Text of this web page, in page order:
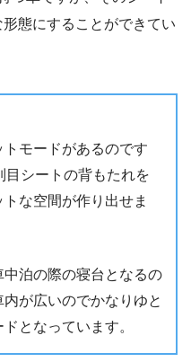
態にすることができてい
モードがあるのです
目シートの背もたれを
な空間が作り出せま
泊の際の寝台となるの
が広いのでかなりゆと
となっています。